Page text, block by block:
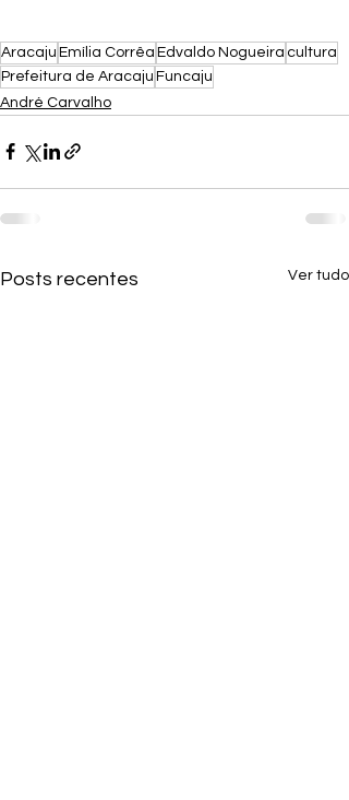
Aracaju Emília Corrêa Edvaldo Nogueira cultura
Prefeitura de Aracaju Funcaju
André Carvalho
Posts recentes Ver tudo